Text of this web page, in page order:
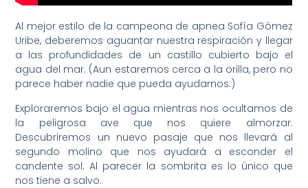
Al mejor estilo de la campeona de apnea Sofía Gómez
Uribe, deberemos aguantar nuestra respiración y llegar
a las profundidades de un castillo cubierto bajo el
agua del mar. (Aun estaremos cerca a la orilla, pero no
parece haber nadie que pueda ayudarnos.)
Exploraremos bajo el agua mientras nos ocultamos de
la peligrosa ave que nos quiere almorzar.
Descubriremos un nuevo pasaje que nos llevará al
segundo molino que nos ayudará a esconder el
candente sol. Al parecer la sombrita es lo único que
nos tiene a salvo.